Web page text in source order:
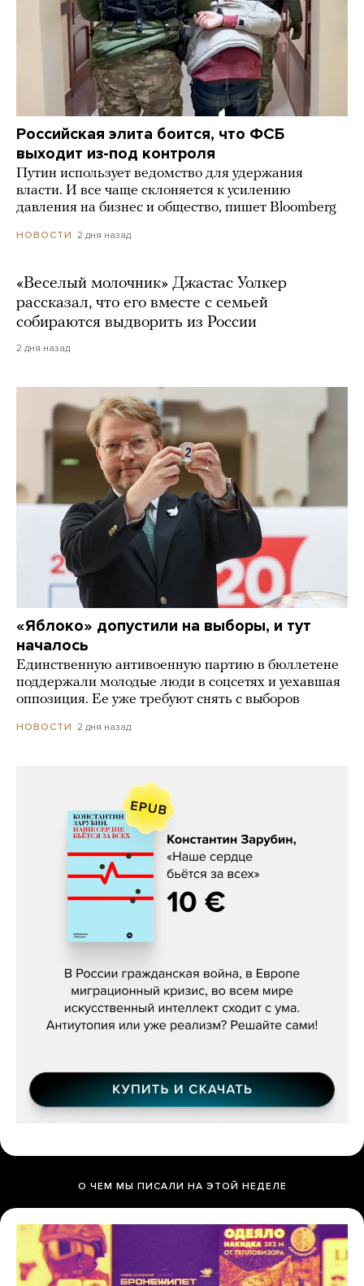
Российская элита боится, что ФСБ
выходит из-под контроля
Путин использует ведомство для удержания
власти. И все чаще склоняется к усилению
давления на бизнес и общество, пишет Bloomberg
НОВОСТИ 2 дня назад
«Веселый молочник» Джастас Уолкер
рассказал, что его вместе с семьей
собираются выдворить из России
2 дня назад
«Яблоко» допустили на выборы, и тут
началось
Единственную антивоенную партию в бюллетене
поддержали молодые люди в соцсетях и уехавшая
оппозиция. Ее уже требуют снять с выборов
НОВОСТИ 2 дня назад
Константин Зарубин, «Наше сердце
О ЧЕМ МЫ ПИСАЛИ НА ЭТОЙ НЕДЕЛЕ